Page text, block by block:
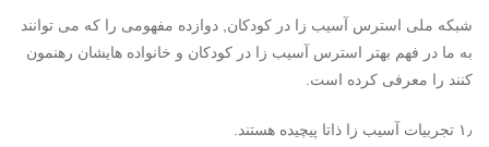
شبکه ملی استرس آسیب زا در کودکان, دوازده مفهومی را که می توانند
به ما در فهم بهتر استرس آسیب زا در کودکان و خانواده هایشان رهنمون
کنند را معرفی کرده است.
۱٫ تجربیات آسیب زا ذاتا پیچیده هستند.